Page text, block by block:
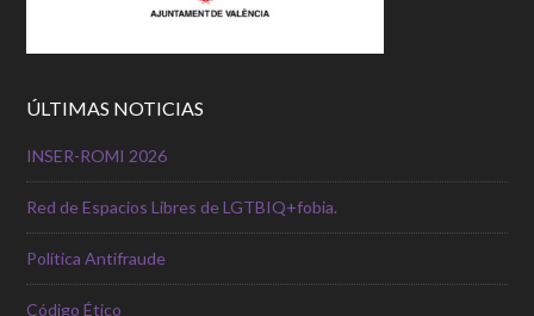
ÚLTIMAS NOTICIAS
INSER-ROMI 2026
Red de Espacios Libres de LGTBIQ+fobia.
Política Antifraude
Código Ético